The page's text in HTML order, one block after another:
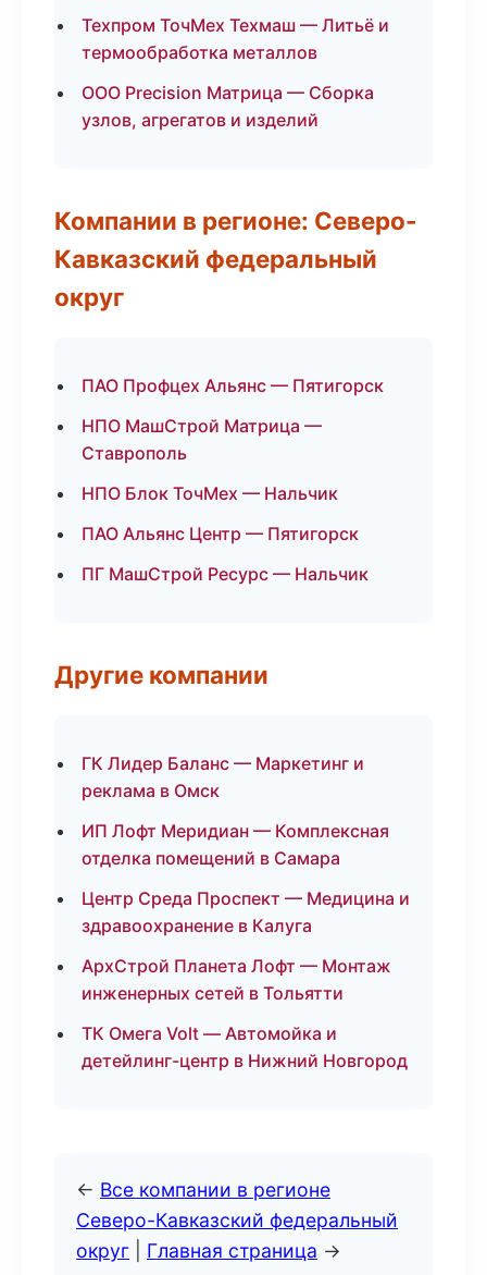
Техпром ТочМех Техмаш — Литьё и
термообработка металлов
ООО Precision Матрица — Сборка
узлов, агрегатов и изделий
Компании в регионе: Северо-
Кавказский федеральный
округ
ПАО Профцех Альянс — Пятигорск
НПО МашСтрой Матрица —
Ставрополь
НПО Блок ТочМех — Нальчик
ПАО Альянс Центр — Пятигорск
ПГ МашСтрой Ресурс — Нальчик
Другие компании
ГК Лидер Баланс — Маркетинг и
реклама в Омск
ИП Лофт Меридиан — Комплексная
отделка помещений в Самара
Центр Среда Проспект — Медицина и
здравоохранение в Калуга
АрхСтрой Планета Лофт — Монтаж
инженерных сетей в Тольятти
ТК Омега Volt — Автомойка и
детейлинг-центр в Нижний Новгород
← Все компании в регионе
Северо-Кавказский федеральный
округ
Главная страница →